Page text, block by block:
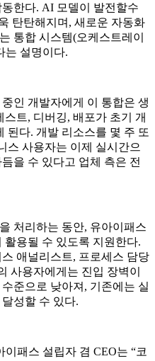
한다. AI 모델이 발전할수
탄탄해지며, 새로운 자동화
통합 시스템(오케스트레이
는 설명이다.
인 개발자에게 이 통합은 생
트, 디버깅, 배포가 초기 개
된다. 개발 리소스를 몇 주 또
스 사용자는 이제 실시간으
을 수 있다고 업체 측은 전
처리하는 동안, 유아이패스
용될 수 있도록 지원한다.
애널리스트, 프로세스 담당
사용자에게는 진입 장벽이
준으로 낮아져, 기존에는 실
성할 수 있다.
이패스 설립자 겸 CEO는 “코